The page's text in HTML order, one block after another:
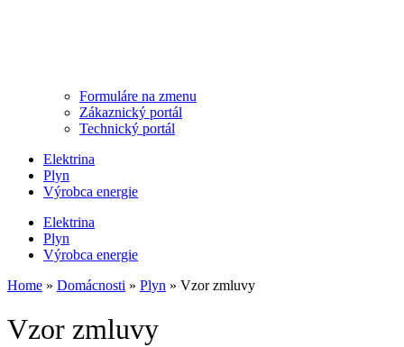
Formuláre na zmenu
Zákaznický portál
Technický portál
Elektrina
Plyn
Výrobca energie
Elektrina
Plyn
Výrobca energie
Home » Domácnosti » Plyn » Vzor zmluvy
Vzor zmluvy